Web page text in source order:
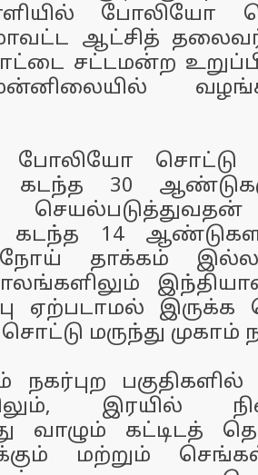
போலியோ
ஆட்சித் தலைவர்
சட்டமன்ற
சொட்டு
கடந்த 30
கடந்த 14
தாக்கம்
ஏற்படாமல் இருக்க
மருந்து முகாம்
நகர்புற
இரயில்
வாழும் கட்டிடத்
மற்றும்